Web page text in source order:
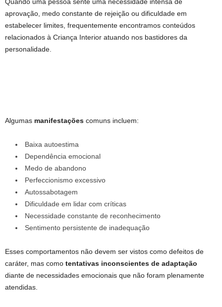
aprovação, medo constante de rejeição ou dificuldade em
estabelecer limites, frequentemente encontramos conteúdos
relacionados à Criança Interior atuando nos bastidores da
personalidade.
Algumas manifestações comuns incluem:
Baixa autoestima
Dependência emocional
Medo de abandono
Perfeccionismo excessivo
Autossabotagem
Dificuldade em lidar com críticas
Necessidade constante de reconhecimento
Sentimento persistente de inadequação
Esses comportamentos não devem ser vistos como defeitos de
caráter, mas como tentativas inconscientes de adaptação
diante de necessidades emocionais que não foram plenamente
atendidas.